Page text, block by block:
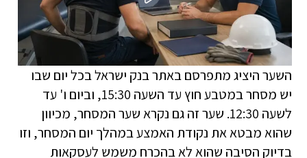
השער היציג מתפרסם באתר בנק ישראל בכל יום שבו
יש מסחר במטבע חוץ עד השעה 15:30, וביום ו' עד
לשעה 12:30. שער זה גם נקרא שער המסחר, מכיוון
שהוא מבטא את נקודת האמצע במהלך יום המסחר, וזו
בדיוק הסיבה שהוא לא בהכרח משמש לעסקאות